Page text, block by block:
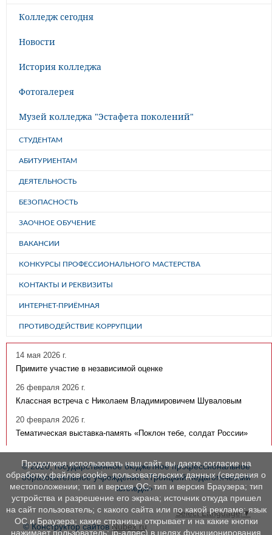
Колледж сегодня
Новости
История колледжа
Фотогалерея
Музей колледжа "Эстафета поколений"
СТУДЕНТАМ
АБИТУРИЕНТАМ
ДЕЯТЕЛЬНОСТЬ
БЕЗОПАСНОСТЬ
ЗАОЧНОЕ ОБУЧЕНИЕ
ВАКАНСИИ
КОНКУРСЫ ПРОФЕССИОНАЛЬНОГО МАСТЕРСТВА
КОНТАКТЫ И РЕКВИЗИТЫ
ИНТЕРНЕТ-ПРИЁМНАЯ
ПРОТИВОДЕЙСТВИЕ КОРРУПЦИИ
14 мая 2026 г.
Примите участие в независимой оценке
26 февраля 2026 г.
Классная встреча с Николаем Владимировичем Шуваловым
20 февраля 2026 г.
Тематическая выставка-память «Поклон тебе, солдат России»
© 2020, государственное бюджетное профессиональное
образовательное учреждение «Троицкий педагогический
колледж»
Select Language▼
© Конструктор сайтовNubex.ru
Продолжая использовать наш сайт, вы даете согласие на
обработку файлов cookie, пользовательских данных (сведения о
местоположении; тип и версия ОС; тип и версия Браузера; тип
устройства и разрешение его экрана; источник откуда пришел
на сайт пользователь; с какого сайта или по какой рекламе; язык
ОС и Браузера; какие страницы открывает и на какие кнопки
нажимает пользователь; ip-адрес) в целях функционирования